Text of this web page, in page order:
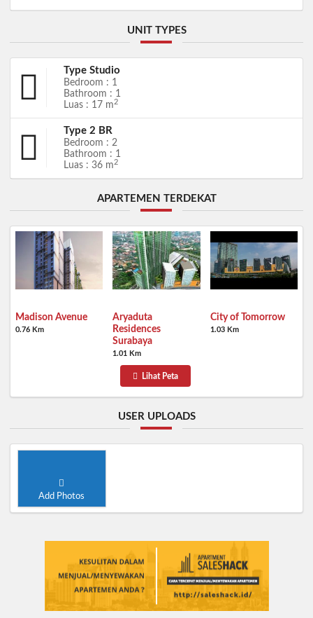
UNIT TYPES
Type Studio
Bedroom : 1
Bathroom : 1
Luas : 17 m2
Type 2 BR
Bedroom : 2
Bathroom : 1
Luas : 36 m2
APARTEMEN TERDEKAT
Madison Avenue
0.76 Km
Aryaduta
Residences
Surabaya
1.01 Km
City of Tomorrow
1.03 Km
Lihat Peta
USER UPLOADS
Add Photos